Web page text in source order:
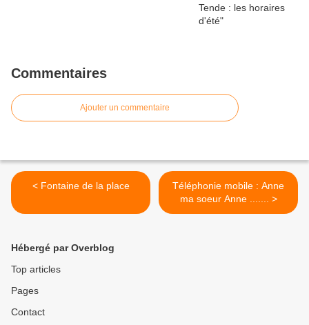
Commentaires
Ajouter un commentaire
< Fontaine de la place
Téléphonie mobile : Anne
ma soeur Anne ....... >
Hébergé par Overblog
Top articles
Pages
Contact